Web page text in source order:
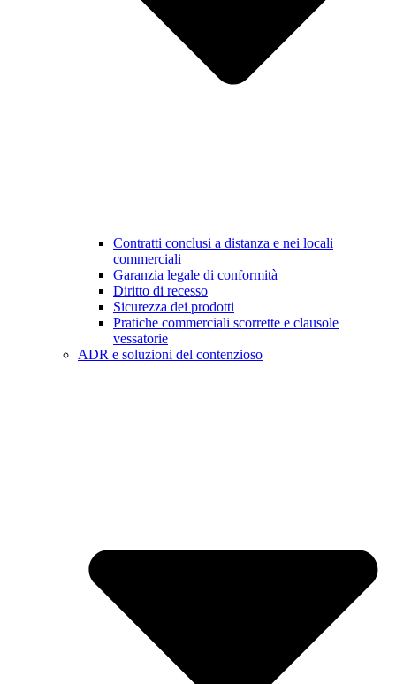
Contratti conclusi a distanza e nei locali
commerciali
Garanzia legale di conformità
Diritto di recesso
Sicurezza dei prodotti
Pratiche commerciali scorrette e clausole
vessatorie
ADR e soluzioni del contenzioso